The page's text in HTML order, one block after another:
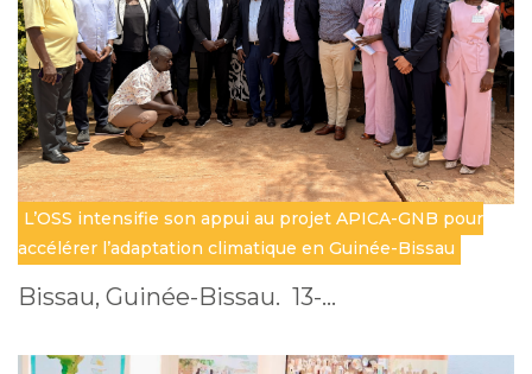
L’OSS intensifie son appui au projet APICA-GNB pour
accélérer l’adaptation climatique en Guinée-Bissau
Bissau, Guinée-Bissau. 13-…